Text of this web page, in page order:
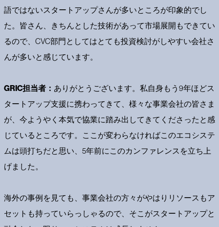
語ではないスタートアップさんが多いところが印象的でし
た。皆さん、きちんとした技術があって市場展開もできてい
るので、CVC部門としてはとても投資検討がしやすい会社さ
んが多いと感じています。
GRIC担当者： ありがとうございます。私自身もう9年ほどス
タートアップ支援に携わってきて、様々な事業会社の皆さま
が、今ようやく本気で協業に踏み出してきてくださったと感
じているところです。ここが変わらなければこのエコシステ
ムは頭打ちだと思い、5年前にこのカンファレンスを立ち上
げました。
海外の事例を見ても、事業会社の方々がやはりリソースもア
セットも持っていらっしゃるので、そこがスタートアップと